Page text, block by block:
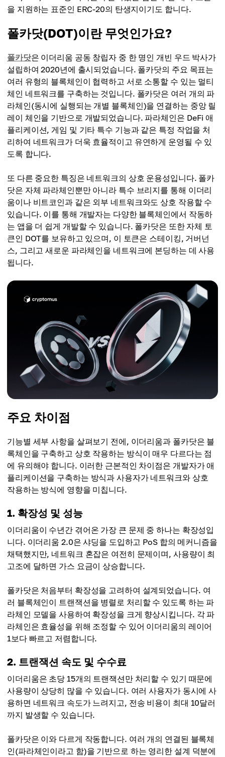
을 지원하는 표준인 ERC-20의 탄생지이기도 합니다.
폴카닷(DOT)이란 무엇인가요?
폴카닷은 이더리움 공동 창립자 중 한 명인 개빈 우드 박사가
설립하여 2020년에 출시되었습니다. 폴카닷의 주요 목표는
여러 유형의 블록체인이 협력하고 서로 소통할 수 있는 멀티
체인 네트워크를 구축하는 것입니다. 폴카닷은 여러 개의 파
라체인(동시에 실행되는 개별 블록체인)을 연결하는 중앙 릴
레이 체인을 기반으로 개발되었습니다. 파라체인은 DeFi 애
플리케이션, 게임 및 기타 특수 기능과 같은 특정 작업을 처
리하여 네트워크가 더욱 효율적이고 유연하게 운영될 수 있
도록 합니다.
또 다른 중요한 특징은 네트워크의 상호 운용성입니다. 폴카
닷은 자체 파라체인뿐만 아니라 특수 브리지를 통해 이더리
움이나 비트코인과 같은 외부 네트워크와도 상호 작용할 수
있습니다. 이를 통해 개발자는 다양한 블록체인에서 작동하
는 앱을 더 쉽게 개발할 수 있습니다. 폴카닷은 또한 자체 토
큰인 DOT를 보유하고 있으며, 이 토큰은 스테이킹, 거버넌
스, 그리고 새로운 파라체인을 네트워크에 본딩하는 데 사용
됩니다.
주요 차이점
기능별 세부 사항을 살펴보기 전에, 이더리움과 폴카닷은 블
록체인을 구축하고 상호 작용하는 방식이 매우 다르다는 점
에 유의해야 합니다. 이러한 근본적인 차이점은 개발자가 애
플리케이션을 구축하는 방식과 사용자가 네트워크와 상호
작용하는 방식에 영향을 미칩니다.
1. 확장성 및 성능
이더리움이 수년간 겪어온 가장 큰 문제 중 하나는 확장성입
니다. 이더리움 2.0은 샤딩을 도입하고 PoS 합의 메커니즘을
채택했지만, 네트워크 혼잡은 여전히 ​​문제이며, 사용량이 최
고조에 달하면 가스 요금이 상승합니다.
폴카닷은 처음부터 확장성을 고려하여 설계되었습니다. 여
러 블록체인이 트랜잭션을 병렬로 처리할 수 있도록 하는 파
라체인 모델을 사용하여 확장성을 크게 향상시킵니다. 각 파
라체인은 효율성을 위해 조정할 수 있어 이더리움의 레이어
1보다 빠르고 저렴합니다.
2. 트랜잭션 속도 및 수수료
이더리움은 초당 15개의 트랜잭션만 처리할 수 있기 때문에
사용량이 상당히 많을 수 있습니다. 여러 사용자가 동시에 사
용하면 네트워크 속도가 느려지고, 전송 비용이 최대 10달러
까지 발생할 수 있습니다.
폴카닷은 이와 다르게 작동합니다. 여러 개의 연결된 블록체
인(파라체인이라고 함)을 기반으로 하는 영리한 설계 덕분에